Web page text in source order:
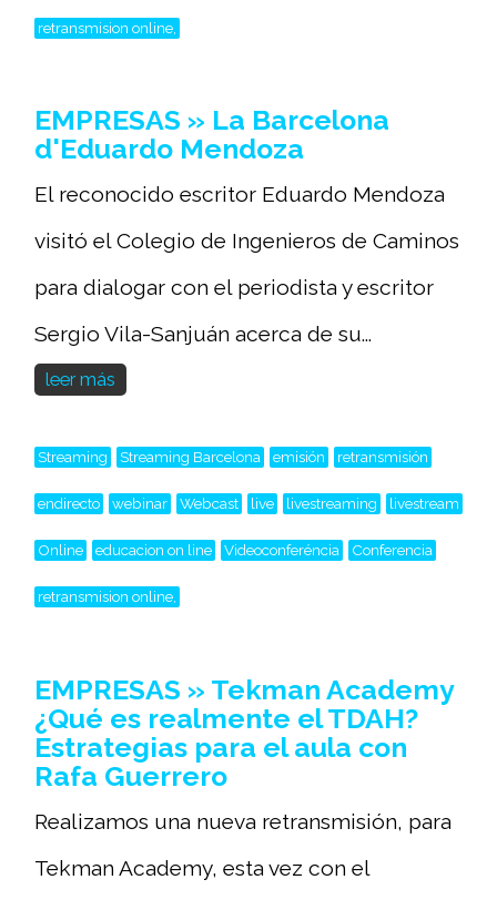
retransmision online,
EMPRESAS » La Barcelona
d'Eduardo Mendoza
El reconocido escritor Eduardo Mendoza
visitó el Colegio de Ingenieros de Caminos
para dialogar con el periodista y escritor
Sergio Vila-Sanjuán acerca de su...
leer más
Streaming Streaming Barcelona emisión retransmisión
endirecto webinar Webcast live livestreaming livestream
Online educacion on line Videoconferéncia Conferencia
retransmision online,
EMPRESAS » Tekman Academy
¿Qué es realmente el TDAH?
Estrategias para el aula con
Rafa Guerrero
Realizamos una nueva retransmisión, para
Tekman Academy, esta vez con el